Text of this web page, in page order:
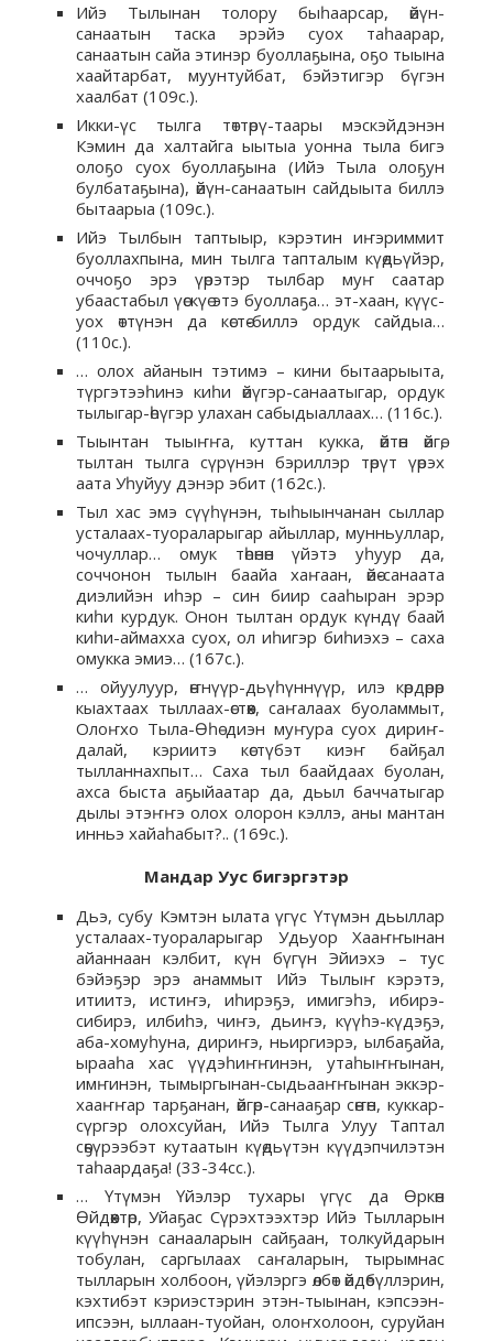
Ийэ Тылынан толору быһаарсар, өйүн-
санаатын таска эрэйэ суох таһаарар,
санаатын сайа этинэр буоллаҕына, оҕо тыына
хаайтарбат, муунтуйбат, бэйэтигэр бүгэн
хаалбат (109с.).
Икки-үс тылга төттөрү-таары мэскэйдэнэн
Кэмин да халтайга ыытыа уонна тыла бигэ
олоҕо суох буоллаҕына (Ийэ Тыла олоҕун
булбатаҕына), өйүн-санаатын сайдыыта биллэ
бытаарыа (109с.).
Ийэ Тылбын таптыыр, кэрэтин иҥэриммит
буоллахпына, мин тылга тапталым күөдьүйэр,
оччоҕо эрэ үөрэтэр тылбар муҥ саатар
убаастабыл үөскүө этэ буоллаҕа… эт-хаан, күүс-
уох өттүнэн да көстө-биллэ ордук сайдыа…
(110с.).
… олох айанын тэтимэ – кини бытаарыыта,
түргэтээһинэ киһи өйүгэр-санаатыгар, ордук
тылыгар-өһүгэр улахан сабыдыаллаах… (116с.).
Тыынтан тыыҥҥа, куттан кукка, өйтөн өйгө,
тылтан тылга сүрүнэн бэриллэр төрүт үөрэх
аата Уһуйуу дэнэр эбит (162с.).
Тыл хас эмэ сүүһүнэн, тыһыынчанан сыллар
усталаах-туораларыгар айыллар, мунньуллар,
чочуллар… омук төһөнөн үйэтэ уһуур да,
соччонон тылын баайа хаҥаан, өйө-санаата
диэлийэн иһэр – син биир сааһыран эрэр
киһи курдук. Онон тылтан ордук күндү баай
киһи-аймахха суох, ол иһигэр биһиэхэ – саха
омукка эмиэ… (167с.).
… ойуулуур, өҥнүүр-дьүһүннүүр, илэ көрдөрөр
кыахтаах тыллаах-өстөөх, саҥалаах буоламмыт,
Олоҥхо Тыла-Өһө диэн муҥура суох дириҥ-
далай, кэриитэ көстүбэт киэҥ байҕал
тылланнахпыт… Саха тыл баайдаах буолан,
ахса быста аҕыйаатар да, дьыл баччатыгар
дылы этэҥҥэ олох олорон кэллэ, аны мантан
инньэ хайаһабыт?.. (169с.).
Мандар Уус бигэргэтэр
Дьэ, субу Кэмтэн ылата үгүс Үтүмэн дьыллар
усталаах-туораларыгар Удьуор Хааҥҥынан
айаннаан кэлбит, күн бүгүн Эйиэхэ – тус
бэйэҕэр эрэ анаммыт Ийэ Тылыҥ кэрэтэ,
итиитэ, истиҥэ, иһирэҕэ, имигэһэ, ибирэ-
сибирэ, илбиһэ, чиҥэ, дьиҥэ, күүһэ-күдэҕэ,
аба-хомуһуна, дириҥэ, ньиргиэрэ, ылбаҕайа,
ырааһа хас үүдэһиҥҥинэн, утаһыҥҥынан,
имҥинэн, тымыргынан-сыдьааҥҥынан эккэр-
хааҥҥар тарҕанан, өйгөр-санааҕар сөҥөн, куккар-
сүргэр олохсуйан, Ийэ Тылга Улуу Таптал
сөҕүрээбэт кутаатын күөдьүтэн күүдэпчилэтэн
таһаардаҕа! (33-34сс.).
… Үтүмэн Үйэлэр тухары үгүс да Өркөн
Өйдөөхтөр, Уйаҕас Сүрэхтээхтэр Ийэ Тылларын
күүһүнэн санааларын сайҕаан, толкуйдарын
тобулан, саргылаах саҥаларын, тырымнас
тылларын холбоон, үйэлэргэ өлбөт өйдөбүллэрин,
кэхтибэт кэриэстэрин этэн-тыынан, кэпсээн-
ипсээн, ыллаан-туойан, олоҥхолоон, суруйан